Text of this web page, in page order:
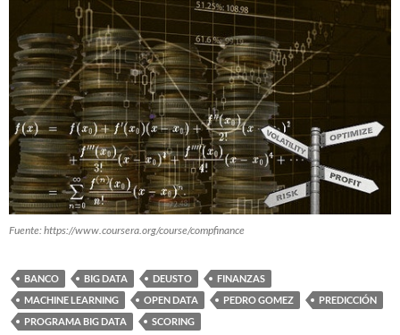
Fuente: https://www.coursera.org/course/compfinance
BANCO BIG DATA DEUSTO
FINANZAS
MACHINE LEARNING
OPEN DATA PEDRO GOMEZ
PREDICCIÓN
PROGRAMA BIG DATA
SCORING